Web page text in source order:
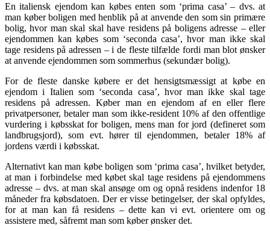
En italiensk ejendom kan købes enten som ‘prima casa’ – dvs. at
man køber boligen med henblik på at anvende den som sin primære
bolig, hvor man skal skal have residens på boligens adresse – eller
ejendommen kan købes som ‘seconda casa’, hvor man ikke skal
tage residens på adressen – i de fleste tilfælde fordi man blot ønsker
at anvende ejendommen som sommerhus (sekundær bolig).
For de fleste danske købere er det hensigtsmæssigt at købe en
ejendom i Italien som ‘seconda casa’, hvor man ikke skal tage
residens på adressen. Køber man en ejendom af en eller flere
privatpersoner, betaler man som ikke-resident 10% af den offentlige
vurdering i købsskat for boligen, mens man for jord (defineret som
landbrugsjord), som evt. hører til ejendommen, betaler 18% af
jordens værdi i købsskat.
Alternativt kan man købe boligen som ‘prima casa’, hvilket betyder,
at man i forbindelse med købet skal tage residens på ejendommens
adresse – dvs. at man skal ansøge om og opnå residens indenfor 18
måneder fra købsdatoen. Der er visse betingelser, der skal opfyldes,
for at man kan få residens – dette kan vi evt. orientere om og
assistere med, såfremt man som køber ønsker det.